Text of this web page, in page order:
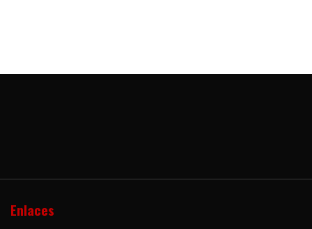
Enlaces